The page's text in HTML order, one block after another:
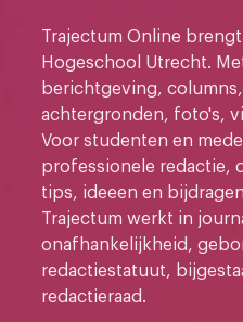
Trajectum Online
Hogeschool Utrecht.
berichtgeving,
achtergronden, foto's,
Voor studenten en
professionele redactie,
tips, ideeen en
Trajectum werkt in
onafhankelijkheid,
redactiestatuut,
redactieraad.